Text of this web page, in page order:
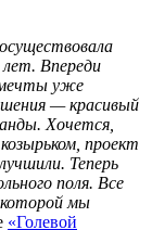
Впереди
мечты уже
— красивый
Хочется,
проект
Теперь
поля. Все
мы
«Голевой